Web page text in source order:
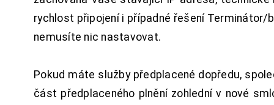
rychlost připojení i případné řešení Terminátor/
nemusíte nic nastavovat.
Pokud máte služby předplacené dopředu,
část předplaceného plnění zohlední v nové